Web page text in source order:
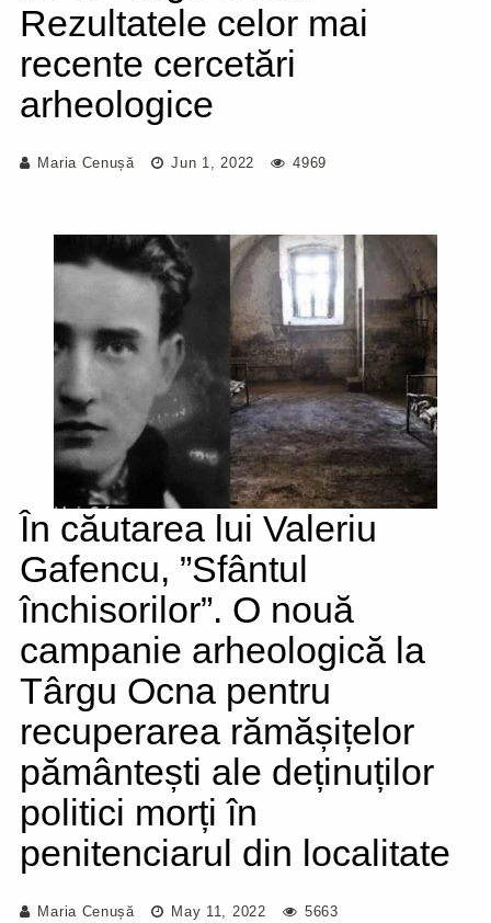
Rezultatele celor mai
recente cercetări
arheologice
Maria Cenușă Jun 1, 2022 4969
În căutarea lui Valeriu
Gafencu, ”Sfântul
închisorilor”. O nouă
campanie arheologică la
Târgu Ocna pentru
recuperarea rămășițelor
pământești ale deținuților
politici morți în
penitenciarul din localitate
Maria Cenușă May 11, 2022 5663